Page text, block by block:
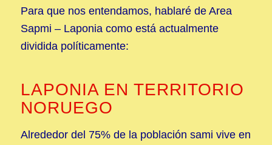
Para que nos entendamos, hablaré de Area
Sapmi – Laponia como está actualmente
dividida políticamente:
LAPONIA EN TERRITORIO
NORUEGO
Alrededor del 75% de la población sami vive en